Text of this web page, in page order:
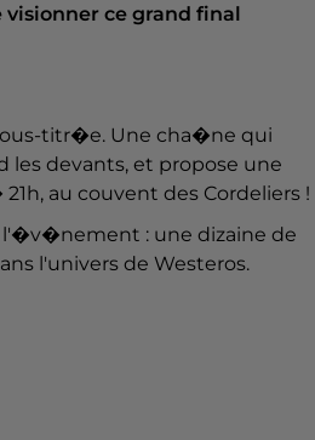
ce grand final
titr�e. Une cha�ne qui
devants, et propose une
au couvent des Cordeliers !
l'�v�nement : une dizaine de
l'univers de Westeros.